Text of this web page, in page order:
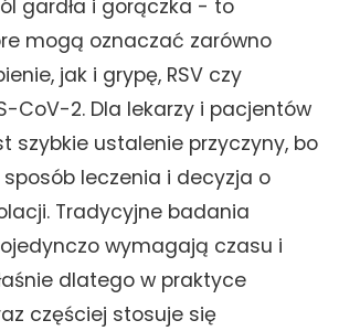
gardła i gorączka - to
mogą oznaczać zarówno
jak i grypę, RSV czy
CoV-2. Dla lekarzy i pacjentów
szybkie ustalenie przyczyny, bo
leczenia i decyzja o
Tradycyjne badania
wymagają czasu i
dlatego w praktyce
częściej stosuje się